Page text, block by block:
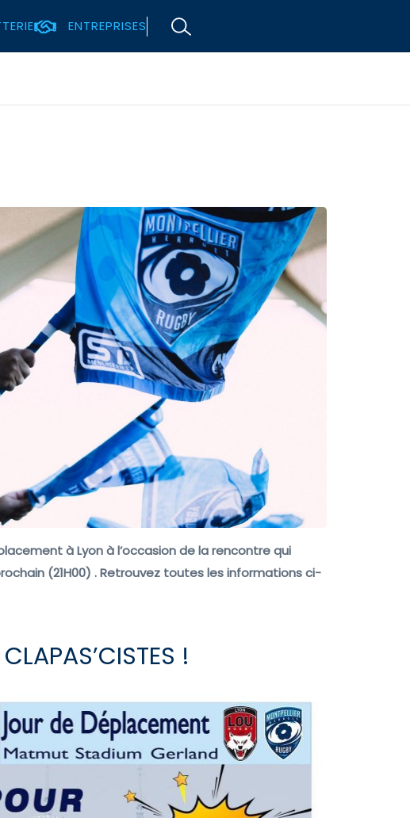
ENTREPRISES
à Lyon à l’occasion de la rencontre qui
(21H00) . Retrouvez toutes les informations ci-
!